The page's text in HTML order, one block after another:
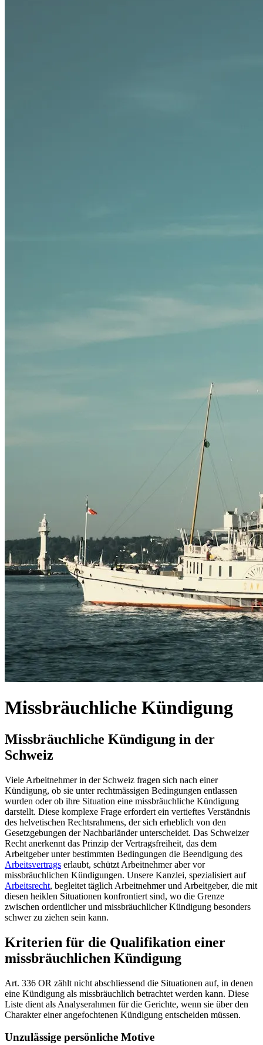
Missbräuchliche Kündigung
Missbräuchliche Kündigung in der
Schweiz
Viele Arbeitnehmer in der Schweiz fragen sich nach einer
Kündigung, ob sie unter rechtmässigen Bedingungen entlassen
wurden oder ob ihre Situation eine missbräuchliche Kündigung
darstellt. Diese komplexe Frage erfordert ein vertieftes Verständnis
des helvetischen Rechtsrahmens, der sich erheblich von den
Gesetzgebungen der Nachbarländer unterscheidet. Das Schweizer
Recht anerkennt das Prinzip der Vertragsfreiheit, das dem
Arbeitgeber unter bestimmten Bedingungen die Beendigung des
Arbeitsvertrags erlaubt, schützt Arbeitnehmer aber vor
missbräuchlichen Kündigungen. Unsere Kanzlei, spezialisiert auf
Arbeitsrecht, begleitet täglich Arbeitnehmer und Arbeitgeber, die mit
diesen heiklen Situationen konfrontiert sind, wo die Grenze
zwischen ordentlicher und missbräuchlicher Kündigung besonders
schwer zu ziehen sein kann.
Kriterien für die Qualifikation einer
missbräuchlichen Kündigung
Art. 336 OR zählt nicht abschliessend die Situationen auf, in denen
eine Kündigung als missbräuchlich betrachtet werden kann. Diese
Liste dient als Analyserahmen für die Gerichte, wenn sie über den
Charakter einer angefochtenen Kündigung entscheiden müssen.
Unzulässige persönliche Motive